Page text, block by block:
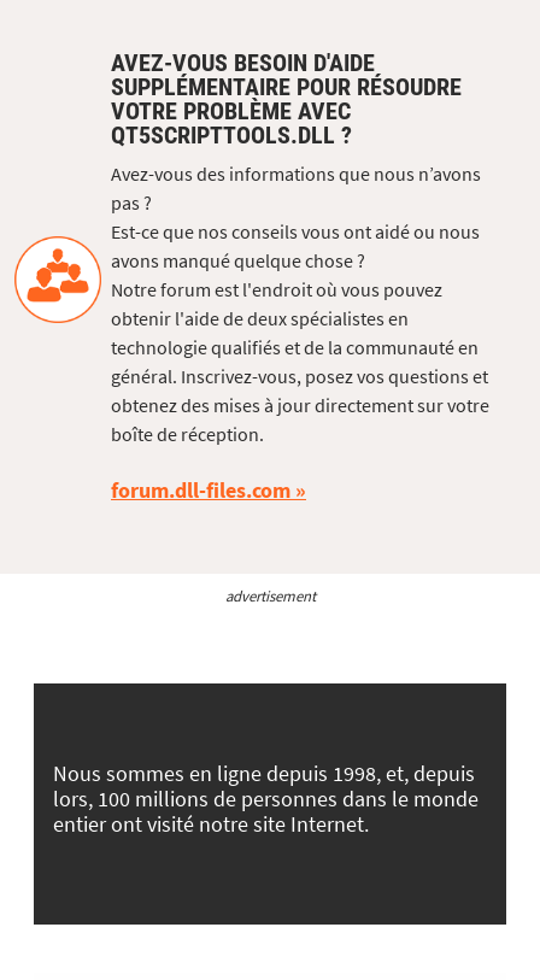
AVEZ-VOUS BESOIN D'AIDE
SUPPLÉMENTAIRE POUR RÉSOUDRE
VOTRE PROBLÈME AVEC
QT5SCRIPTTOOLS.DLL ?
Avez-vous des informations que nous n’avons
pas ?
Est-ce que nos conseils vous ont aidé ou nous
avons manqué quelque chose ?
Notre forum est l'endroit où vous pouvez
obtenir l'aide de deux spécialistes en
technologie qualifiés et de la communauté en
général. Inscrivez-vous, posez vos questions et
obtenez des mises à jour directement sur votre
boîte de réception.
forum.dll-files.com
advertisement
Nous sommes en ligne depuis 1998, et, depuis
lors, 100 millions de personnes dans le monde
entier ont visité notre site Internet.